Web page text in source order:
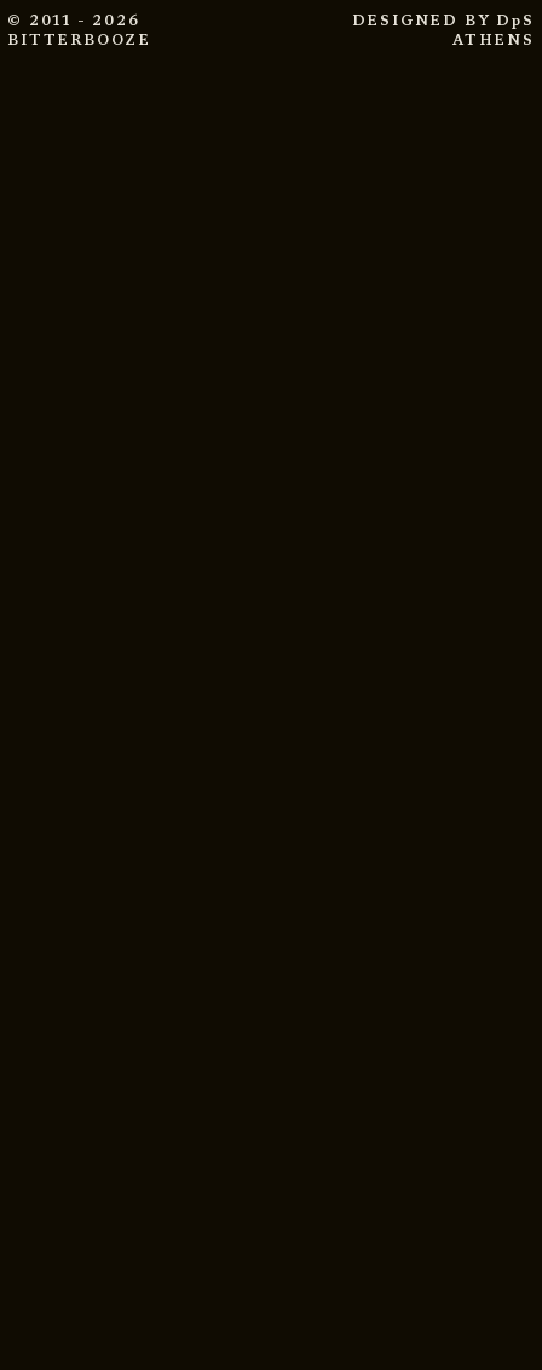
© 2011 - 2026
BITTERBOOZE
DESIGNED BY DpS
ATHENS